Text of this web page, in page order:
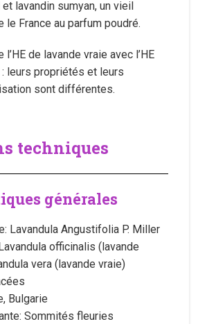
lavandin sumyan, un vieil
le France au parfum poudré.
de lavande vraie avec l’HE
leurs propriétés et leurs
sont différentes.
techniques
générales
Lavandula Angustifolia P. Miller
officinalis (lavande
vera (lavande vraie)
Bulgarie
Sommités fleuries